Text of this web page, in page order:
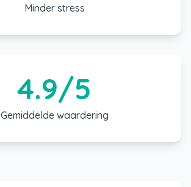
Minder stress
4.9/5
Gemiddelde waardering